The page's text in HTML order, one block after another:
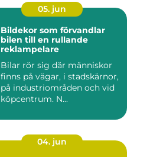
05. jun
Bildekor som förvandlar
bilen till en rullande
reklampelare
Bilar rör sig där människor
finns på vägar, i stadskärnor,
på industriområden och vid
köpcentrum. N...
04. jun